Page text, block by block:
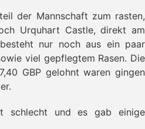
der Mannschaft zum rasten,
Urquhart Castle, direkt am
nur noch aus ein paar
viel gepflegtem Rasen. Die
GBP gelohnt waren gingen
schlecht und es gab einige